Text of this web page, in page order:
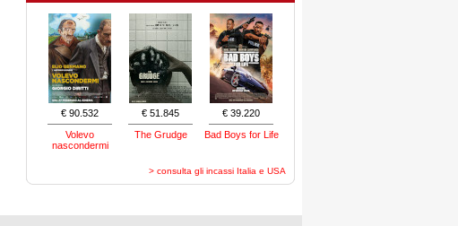
€ 90.532
Volevo
nascondermi
€ 51.845
The Grudge
€ 39.220
Bad Boys for Life
> consulta gli incassi Italia e USA